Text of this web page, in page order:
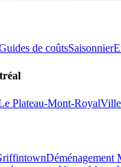
de coûtsSaisonnier
Plateau-Mont-Royal
Déménagement